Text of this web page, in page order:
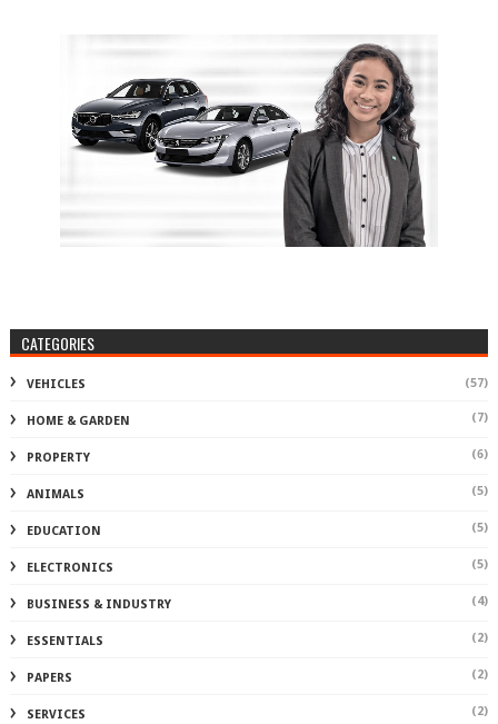
CATEGORIES
VEHICLES (57)
HOME & GARDEN (7)
PROPERTY (6)
ANIMALS (5)
EDUCATION (5)
ELECTRONICS (5)
BUSINESS & INDUSTRY (4)
ESSENTIALS (2)
PAPERS (2)
SERVICES (2)